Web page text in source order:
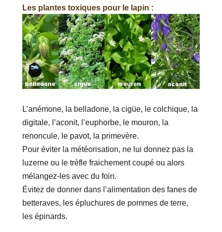
Les plantes toxiques pour le lapin :
L’anémone, la belladone, la cigüe, le colchique, la
digitale, l’aconit, l’euphorbe, le mouron, la
renoncule, le pavot, la primevère.
Pour éviter la météorisation, ne lui donnez pas la
luzerne ou le trèfle fraichement coupé ou alors
mélangez-les avec du foin.
Évitez de donner dans l’alimentation des fanes de
betteraves, les épluchures de pommes de terre,
les épinards.